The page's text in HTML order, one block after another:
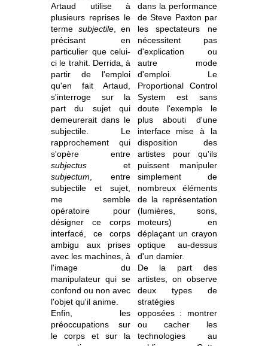
Artaud utilise à
plusieurs reprises le
terme subjectile, en
précisant en
particulier que celui-
ci le trahit. Derrida, à
partir de l'emploi
qu'en fait Artaud,
s'interroge sur la
part du sujet qui
demeurerait dans le
subjectile. Le
rapprochement qui
s'opère entre
subjectus et
subjectum , entre
subjectile et sujet,
me semble
opératoire pour
désigner ce corps
interfacé, ce corps
ambigu aux prises
avec les machines, à
l'image du
manipulateur qui se
confond ou non avec
l'objet qu'il anime.
Enfin, les
préoccupations sur
le corps et sur la
dans la performance
de Steve Paxton par
les spectateurs ne
nécessitent pas
d'explication ou
autre mode
d'emploi. Le
Proportional Control
System est sans
doute l'exemple le
plus abouti d'une
interface mise à la
disposition des
artistes pour qu'ils
puissent manipuler
simplement de
nombreux éléments
de la représentation
(lumières, sons,
moteurs) en
déplaçant un crayon
optique au-dessus
d'un damier.
De la part des
artistes, on observe
deux types de
stratégies
opposées : montrer
ou cacher les
technologies au